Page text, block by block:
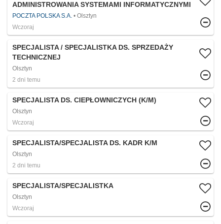
ADMINISTROWANIA SYSTEMAMI INFORMATYCZNYMI
POCZTA POLSKA S.A.
Olsztyn
Wczoraj
SPECJALISTA / SPECJALISTKA DS. SPRZEDAŻY
TECHNICZNEJ
Olsztyn
2 dni temu
SPECJALISTA DS. CIEPŁOWNICZYCH (K/M)
Olsztyn
Wczoraj
SPECJALISTA/SPECJALISTA DS. KADR K/M
Olsztyn
2 dni temu
SPECJALISTA/SPECJALISTKA
Olsztyn
Wczoraj